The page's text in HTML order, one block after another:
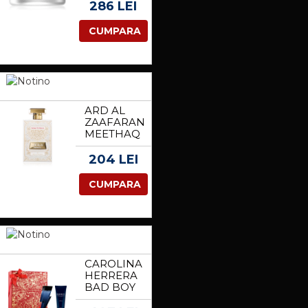
COLLAGEN
CREAM
CREMA
OCHI CU
COLAGEN
286 LEI
CUMPARA
ARD AL
ZAAFARAN
MEETHAQ
EXTRAIT
DE
EAU DE
PARFUM
100 ML
204 LEI
CUMPARA
CAROLINA
HERRERA
BAD BOY
COBALT